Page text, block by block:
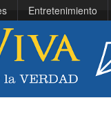
Entretenimiento